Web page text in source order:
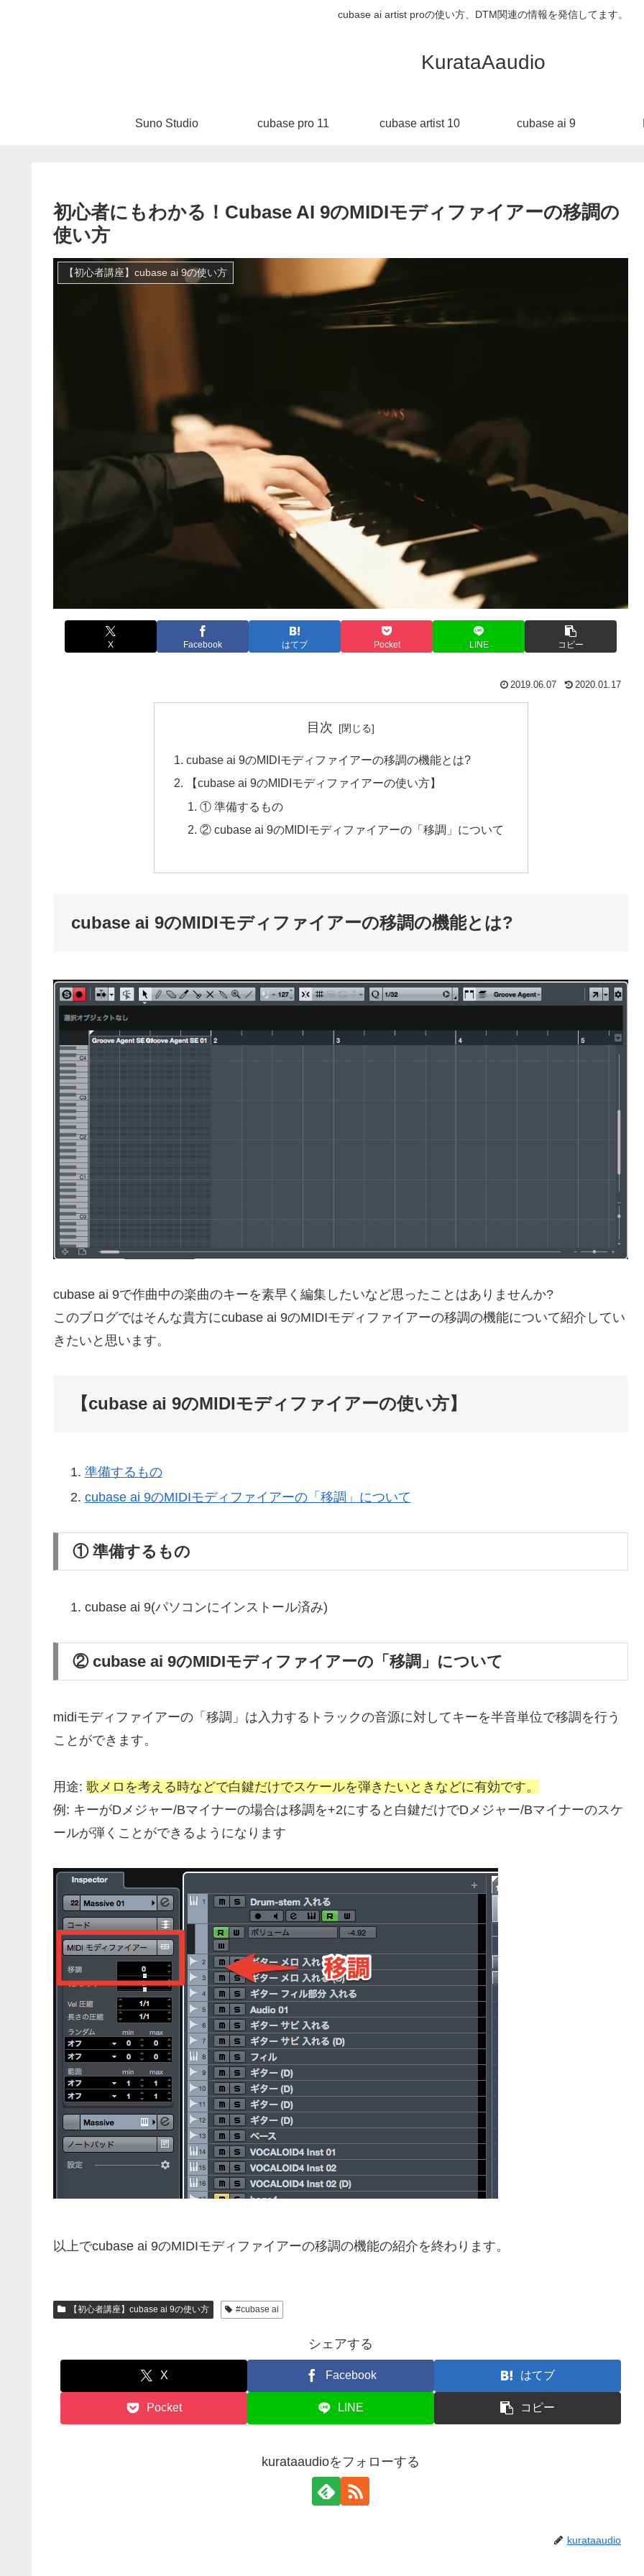
cubase ai artist proの使い方、DTM関連の情報を発信してます。
KurataAaudio
Suno Studio cubase pro 11 cubase artist 10 cubase ai 9
初心者にもわかる！Cubase AI 9のMIDIモディファイアーの移調の
使い方
【初心者講座】cubase ai 9の使い方
X Facebook はてブ Pocket LINE コピー
2019.06.07 2020.01.17
目次
cubase ai 9のMIDIモディファイアーの移調の機能とは?
【cubase ai 9のMIDIモディファイアーの使い方】
① 準備するもの
② cubase ai 9のMIDIモディファイアーの「移調」について
cubase ai 9のMIDIモディファイアーの移調の機能とは?
cubase ai 9で作曲中の楽曲のキーを素早く編集したいなど思ったことはありませんか?
このブログではそんな貴方にcubase ai 9のMIDIモディファイアーの移調の機能について紹介してい
きたいと思います。
【cubase ai 9のMIDIモディファイアーの使い方】
準備するもの
cubase ai 9のMIDIモディファイアーの「移調」について
① 準備するもの
cubase ai 9(パソコンにインストール済み)
② cubase ai 9のMIDIモディファイアーの「移調」について
midiモディファイアーの「移調」は入力するトラックの音源に対してキーを半音単位で移調を行う
ことができます。
用途: 歌メロを考える時などで白鍵だけでスケールを弾きたいときなどに有効です。
例: キーがDメジャー/Bマイナーの場合は移調を+2にすると白鍵だけでDメジャー/Bマイナーのスケ
ールが弾くことができるようになります
以上でcubase ai 9のMIDIモディファイアーの移調の機能の紹介を終わります。
【初心者講座】cubase ai 9の使い方 #cubase ai
シェアする
X Facebook はてブ
Pocket LINE コピー
kurataaudioをフォローする
kurataaudio